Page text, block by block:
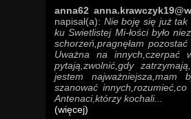
anna62
napisał(a): Nie boję się już tak
ku Swietlistej Mi-łości było
schorzeń,pragnęłam
Uważna na innych,czerpać
pytają,zwolnić,gdy
jestem najważniejsza,mam
szanować innych,rozumieć,co
Antenaci,którzy kochali...
(więcej)